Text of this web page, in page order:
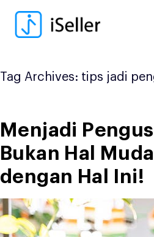
content
Tag Archives: tips jadi
Menjadi
Bukan Hal
dengan Hal Ini!